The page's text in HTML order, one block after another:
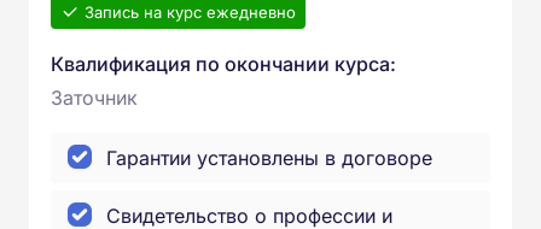
Запись на курс ежедневно
Квалификация по окончании курса:
Заточник
Гарантии установлены в договоре
Свидетельство о профессии и